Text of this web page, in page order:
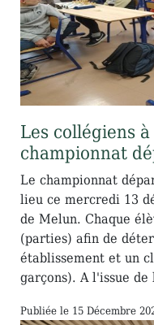
Les collégiens
championnat
Le championnat
lieu ce mercredi 13
de Melun. Chaque
(parties) afin de
établissement et un
garçons). A l'issue
Publiée le 15 Décembre